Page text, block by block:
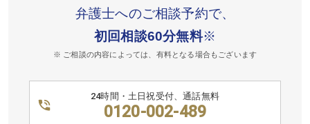
弁護士へのご相談予約で、
初回相談60分無料※
※ ご相談の内容によっては、有料となる場合もございます
24時間・土日祝受付、通話無料
0120-002-489